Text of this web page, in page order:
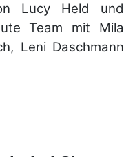
Lucy Held und
Team mit Mila
Leni Daschmann